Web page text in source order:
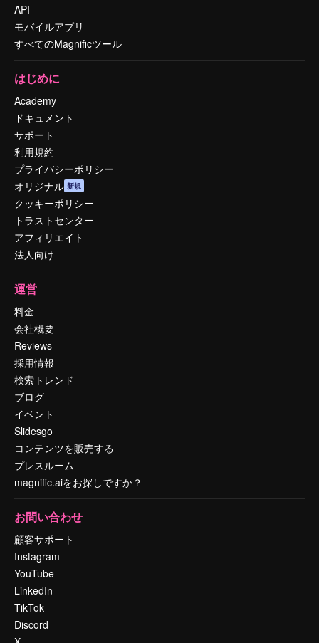
API
モバイルアプリ
すべてのMagnificツール
はじめに
Academy
ドキュメント
サポート
利用規約
プライバシーポリシー
オリジナル 新規
クッキーポリシー
トラストセンター
アフィリエイト
法人向け
運営
料金
会社概要
Reviews
採用情報
検索トレンド
ブログ
イベント
Slidesgo
コンテンツを販売する
プレスルーム
magnific.aiをお探しですか？
お問い合わせ
顧客サポート
Instagram
YouTube
LinkedIn
TikTok
Discord